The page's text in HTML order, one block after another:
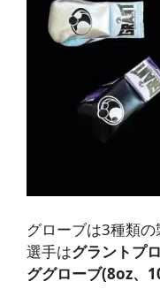
グローブは3種類
選手はグラントプ
ググローブ(8oz、